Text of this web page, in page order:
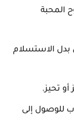
المحبة
بدل الاستسلام
تحيز.
للوصول إلى